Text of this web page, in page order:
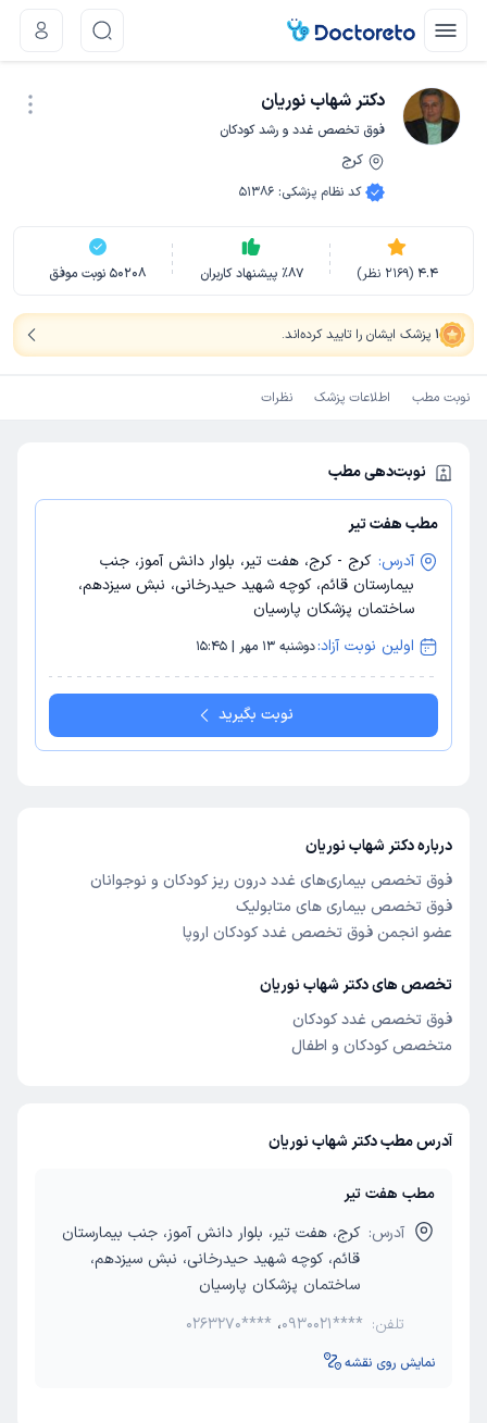
دکتر شهاب نوریان
فوق تخصص غدد و رشد کودکان
کرج
کد نظام پزشکی:
51386
4.4
(
2169 نظر) ٪87 پیشنهاد کاربران 50208 نوبت موفق
1 پزشک ایشان را تایید کرده‌اند.
نوبت مطب اطلاعات پزشک نظرات
نوبت‌دهی مطب
مطب هفت تیر
آدرس: کرج - کرج، هفت تیر، بلوار دانش آموز، جنب
بیمارستان قائم، کوچه شهید حیدرخانی، نبش سیزدهم،
ساختمان پزشکان پارسیان
اولین نوبت آزاد:دوشنبه 13 مهر | 15:45
نوبت بگیرید
درباره دکتر شهاب نوریان
فوق تخصص بیماری‌های غدد درون ریز کودکان و نوجوانان
فوق تخصص بیماری های متابولیک
عضو انجمن فوق تخصص غدد کودکان اروپا
تخصص های دکتر شهاب نوریان
فوق تخصص غدد کودکان
متخصص کودکان و اطفال
آدرس مطب دکتر شهاب نوریان
مطب هفت تیر
آدرس: کرج، هفت تیر، بلوار دانش آموز، جنب بیمارستان
قائم، کوچه شهید حیدرخانی، نبش سیزدهم،
ساختمان پزشکان پارسیان
تلفن:
0263270**** ،0930021****
نمایش روی نقشه